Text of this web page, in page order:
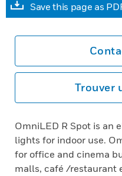
Save this page as
Trouver
OmniLED R Spot is an
lights for indoor use.
for office and cinema
malls, café /restaurant